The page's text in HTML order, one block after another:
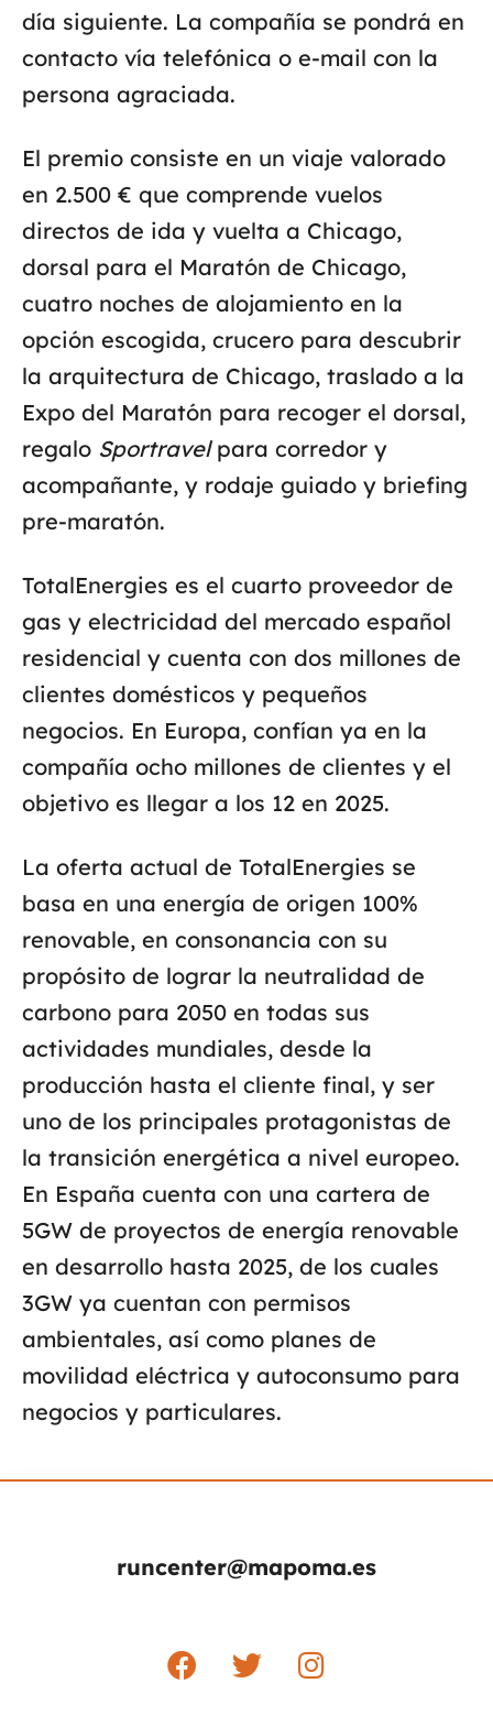
día siguiente. La compañía se pondrá en
contacto vía telefónica o e-mail con la
persona agraciada.
El premio consiste en un viaje valorado
en 2.500 € que comprende vuelos
directos de ida y vuelta a Chicago,
dorsal para el Maratón de Chicago,
cuatro noches de alojamiento en la
opción escogida, crucero para descubrir
la arquitectura de Chicago, traslado a la
Expo del Maratón para recoger el dorsal,
regalo Sportravelpara corredor y
acompañante, y rodaje guiado y briefing
pre-maratón.
TotalEnergies es el cuarto proveedor de
gas y electricidad del mercado español
residencial y cuenta con dos millones de
clientes domésticos y pequeños
negocios. En Europa, confían ya en la
compañía ocho millones de clientes y el
objetivo es llegar a los 12 en 2025.
La oferta actual de TotalEnergies se
basa en una energía de origen 100%
renovable, en consonancia con su
propósito de lograr la neutralidad de
carbono para 2050 en todas sus
actividades mundiales, desde la
producción hasta el cliente final, y ser
uno de los principales protagonistas de
la transición energética a nivel europeo.
En España cuenta con una cartera de
5GW de proyectos de energía renovable
en desarrollo hasta 2025, de los cuales
3GW ya cuentan con permisos
ambientales, así como planes de
movilidad eléctrica y autoconsumo para
negocios y particulares.
runcenter@mapoma.es